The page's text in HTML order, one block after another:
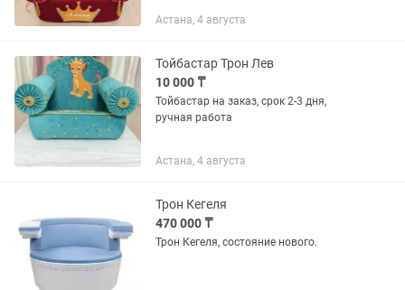
Астана, 4 августа
Тойбастар Трон Лев
10 000 ₸
Тойбастар на заказ, срок 2-3 дня,
ручная работа
Астана, 4 августа
Трон Кегеля
470 000 ₸
Трон Кегеля, состояние нового.